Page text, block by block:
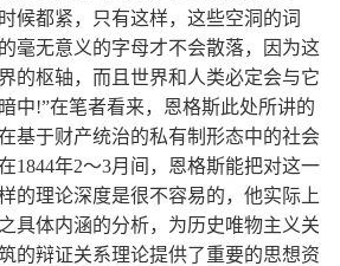
候都紧，只有这样，这些空洞的词
毫无意义的字母才不会散落，因为这
的枢轴，而且世界和人类必定会与它
中!”在笔者看来，恩格斯此处所讲的
基于财产统治的私有制形态中的社会
1844年2～3月间，恩格斯能把对这一
的理论深度是很不容易的，他实际上
具体内涵的分析，为历史唯物主义关
的辩证关系理论提供了重要的思想资